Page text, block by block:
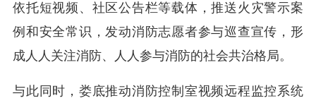
依托短视频、社区公告栏等载体，推送火灾警示案
例和安全常识，发动消防志愿者参与巡查宣传，形
成人人关注消防、人人参与消防的社会共治格局。
与此同时，娄底推动消防控制室视频远程监控系统